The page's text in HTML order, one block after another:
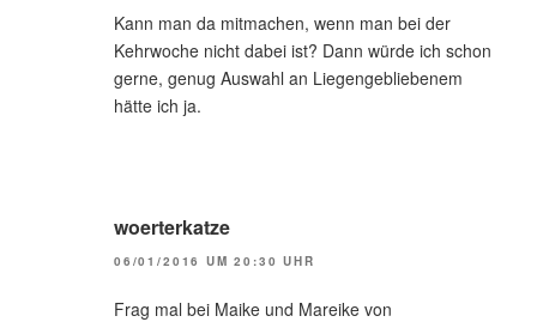
Kann man da mitmachen, wenn man bei der
Kehrwoche nicht dabei ist? Dann würde ich schon
gerne, genug Auswahl an Liegengebliebenem
hätte ich ja.
woerterkatze
06/01/2016 UM 20:30 UHR
Frag mal bei Maike und Mareike von